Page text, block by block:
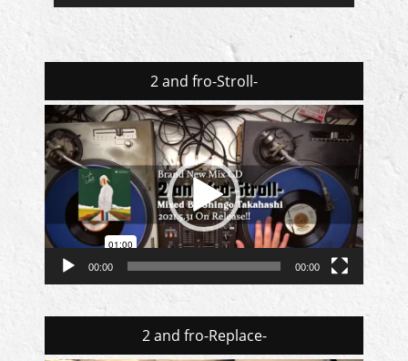
2 and fro-Stroll-
動
画
プ
レ
ー
ヤ
ー
00:00 00:00
2 and fro-Replace-